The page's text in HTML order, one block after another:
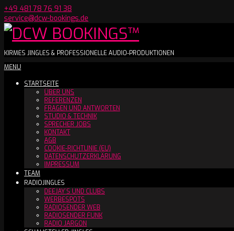
Skip
to
content
+49 481 78 76 91 38
service@dcw-bookings.de
DCW
BOOKINGS™
KIRMES JINGLES & PROFESSIONELLE AUDIO-PRODUKTIONEN
Secondary
Menu
MENU
STARTSEITE
ÜBER UNS
REFERENZEN
FRAGEN UND ANTWORTEN
STUDIO & TECHNIK
SPRECHER JOBS
KONTAKT
AGB
COOKIE-RICHTLINIE (EU)
DATENSCHUTZERKLÄRUNG
IMPRESSUM
TEAM
RADIOJINGLES
DEEJAY´S UND CLUBS
WERBESPOTS
RADIOSENDER WEB
RADIOSENDER FUNK
RADIO JARGON